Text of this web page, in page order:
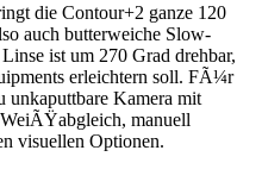
die Contour+2 ganze 120
auch butterweiche Slow-
ist um 270 Grad drehbar,
erleichtern soll. FÃ¼r
unkaputtbare Kamera mit
manuell
visuellen Optionen.